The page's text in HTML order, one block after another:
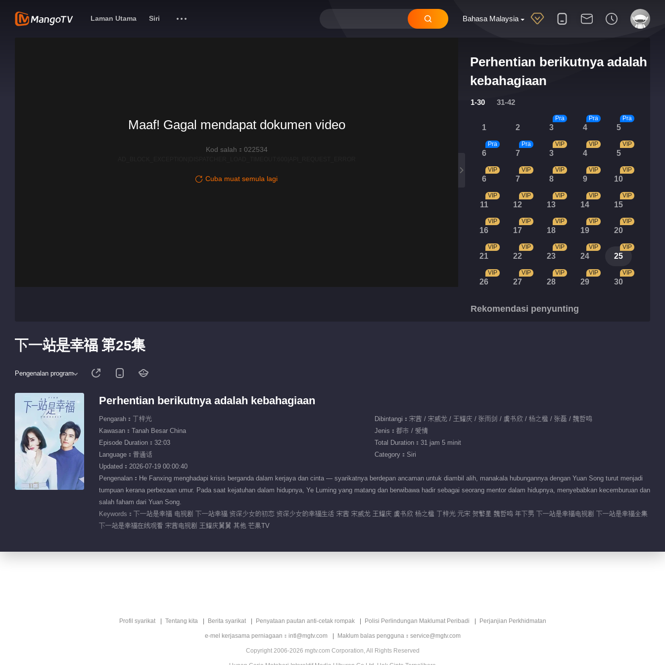
Bahasa Malaysia
Laman Utama Siri
Perhentian berikutnya adalah
kebahagiaan
1-30 31-42
1 2 3
Pra
4
Pra
5
Pra
6
Pra
7
Pra
3
VIP
4
VIP
5
VIP
6
VIP
7
VIP
8
VIP
9
VIP
10
VIP
11
VIP
12
VIP
13
VIP
14
VIP
15
VIP
16
VIP
17
VIP
18
VIP
19
VIP
20
VIP
21
VIP
22
VIP
23
VIP
24
VIP
25
VIP
26
VIP
27
VIP
28
VIP
29
VIP
30
VIP
Rekomendasi penyunting
Perhentian
00:12
berikutnya adalah
kebahagiaan
Perhentian
Maaf! Gagal mendapat dokumen video
Kod salah：022534
Cuba muat semula lagi
下一站是幸福 第25集
Pengenalan program
Perhentian berikutnya adalah kebahagiaan
Pengarah：丁梓光
Dibintangi：宋茜 / 宋威龙 / 王耀庆 / 张雨剑 / 虞书欣 / 杨之楹 / 张磊 / 魏哲鸣
Kawasan：Tanah Besar China
Jenis：都市 / 爱情
Episode Duration：32:03
Total Duration：31 jam 5 minit
Language：普通话
Category：Siri
Updated：2026-07-19 00:00:40
Pengenalan：He Fanxing menghadapi krisis berganda dalam kerjaya dan cinta — syarikatnya berdepan ancaman untuk diambil alih, manakala hubungannya dengan Yuan Song turut menjadi
tumpuan kerana perbezaan umur. Pada saat kejatuhan dalam hidupnya, Ye Luming yang matang dan berwibawa hadir sebagai seorang mentor dalam hidupnya, menyebabkan kecemburuan dan
salah faham dari Yuan Song.
Keywords： 下一站是幸福 电视剧 下一站幸福 资深少女的初恋 资深少女的幸福生活 宋茜 宋威龙 王耀庆 虞书欣 杨之楹 丁梓光 元宋 贺繁星 魏哲鸣 年下男 下一站是幸福电视剧 下一站是幸福全集
下一站是幸福在线观看 宋茜电视剧 王耀庆舅舅 其他 芒果TV
Profil syarikat Tentang kita Berita syarikat Penyataan pautan anti-cetak rompak Polisi Perlindungan Maklumat Peribadi Perjanjian Perkhidmatan
e-mel kerjasama perniagaan：intl@mgtv.com Maklum balas pengguna：service@mgtv.com
Copyright 2006-2026 mgtv.com Corporation, All Rights Reserved